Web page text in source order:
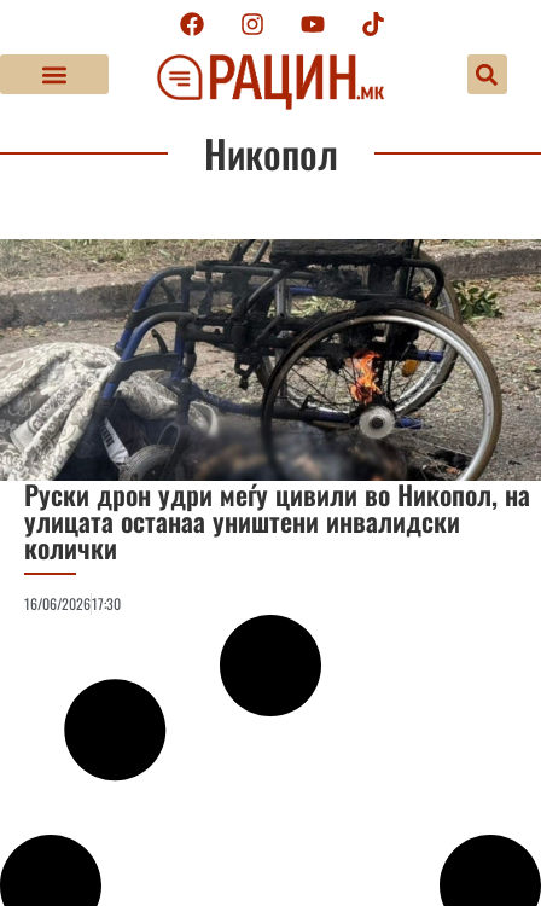
Никопол
Руски дрон удри меѓу цивили во Никопол, на
улицата останаа уништени инвалидски
колички
16/06/202617:30